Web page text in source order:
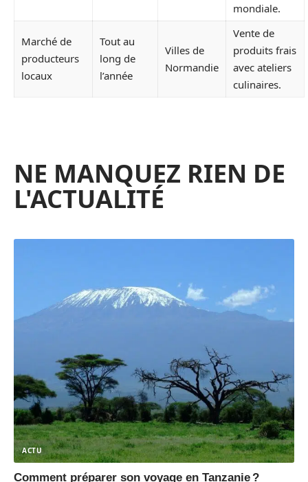
mondiale.
Marché de
producteurs
locaux
Tout au
long de
l’année
Villes de
Normandie
Vente de
produits frais
avec ateliers
culinaires.
NE MANQUEZ RIEN DE
L'ACTUALITÉ
ACTU
Comment préparer son voyage en Tanzanie ?